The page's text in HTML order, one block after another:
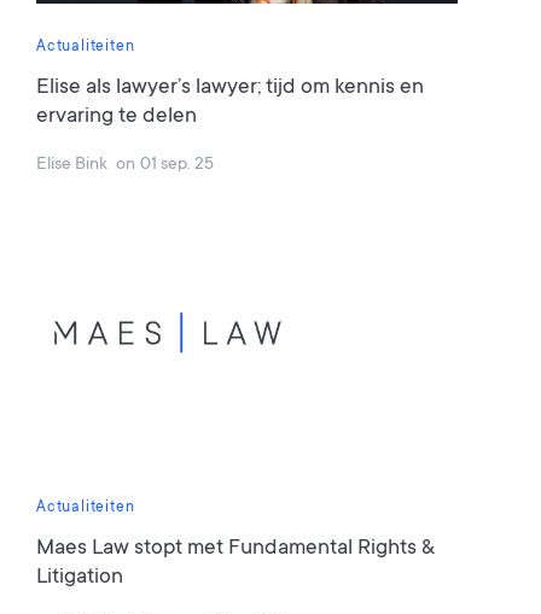
Actualiteiten
Elise als lawyer’s lawyer; tijd om kennis en
ervaring te delen
Elise Bink on 01 sep. 25
Actualiteiten
Maes Law stopt met Fundamental Rights &
Litigation